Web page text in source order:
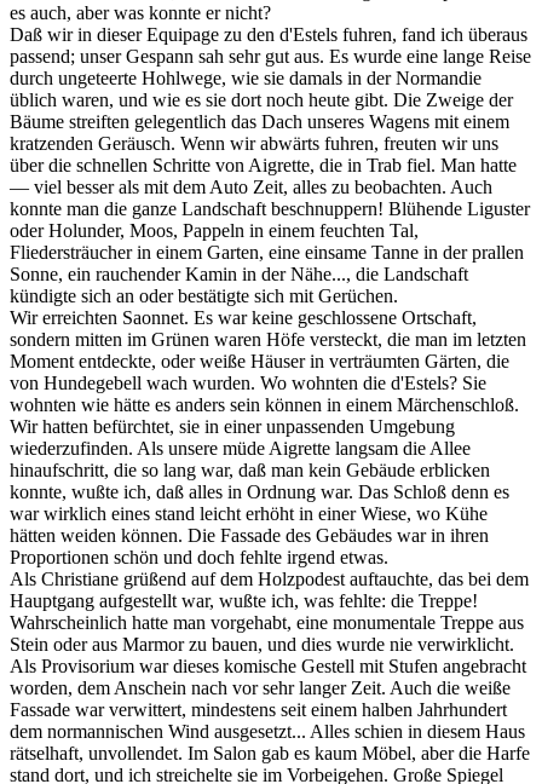
es auch, aber was konnte er nicht?
Daß wir in dieser Equipage zu den d'Estels fuhren, fand ich überaus
passend; unser Gespann sah sehr gut aus. Es wurde eine lange Reise
durch ungeteerte Hohlwege, wie sie damals in der Normandie
üblich waren, und wie es sie dort noch heute gibt. Die Zweige der
Bäume streiften gelegentlich das Dach unseres Wagens mit einem
kratzenden Geräusch. Wenn wir abwärts fuhren, freuten wir uns
über die schnellen Schritte von Aigrette, die in Trab fiel. Man hatte
— viel besser als mit dem Auto Zeit, alles zu beobachten. Auch
konnte man die ganze Landschaft beschnuppern! Blühende Liguster
oder Holunder, Moos, Pappeln in einem feuchten Tal,
Fliedersträucher in einem Garten, eine einsame Tanne in der prallen
Sonne, ein rauchender Kamin in der Nähe..., die Landschaft
kündigte sich an oder bestätigte sich mit Gerüchen.
Wir erreichten Saonnet. Es war keine geschlossene Ortschaft,
sondern mitten im Grünen waren Höfe versteckt, die man im letzten
Moment entdeckte, oder weiße Häuser in verträumten Gärten, die
von Hundegebell wach wurden. Wo wohnten die d'Estels? Sie
wohnten wie hätte es anders sein können in einem Märchenschloß.
Wir hatten befürchtet, sie in einer unpassenden Umgebung
wiederzufinden. Als unsere müde Aigrette langsam die Allee
hinaufschritt, die so lang war, daß man kein Gebäude erblicken
konnte, wußte ich, daß alles in Ordnung war. Das Schloß denn es
war wirklich eines stand leicht erhöht in einer Wiese, wo Kühe
hätten weiden können. Die Fassade des Gebäudes war in ihren
Proportionen schön und doch fehlte irgend etwas.
Als Christiane grüßend auf dem Holzpodest auftauchte, das bei dem
Hauptgang aufgestellt war, wußte ich, was fehlte: die Treppe!
Wahrscheinlich hatte man vorgehabt, eine monumentale Treppe aus
Stein oder aus Marmor zu bauen, und dies wurde nie verwirklicht.
Als Provisorium war dieses komische Gestell mit Stufen angebracht
worden, dem Anschein nach vor sehr langer Zeit. Auch die weiße
Fassade war verwittert, mindestens seit einem halben Jahrhundert
dem normannischen Wind ausgesetzt... Alles schien in diesem Haus
rätselhaft, unvollendet. Im Salon gab es kaum Möbel, aber die Harfe
stand dort, und ich streichelte sie im Vorbeigehen. Große Spiegel